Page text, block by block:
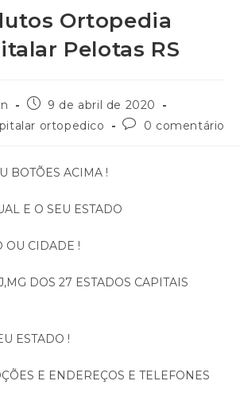
Ortopedia
Pelotas RS
9 de abril de 2020
ortopedico
0 comentário
BOTÕES ACIMA !
E O SEU ESTADO
OU CIDADE !
DOS 27 ESTADOS CAPITAIS
ESTADO !
E ENDEREÇOS E TELEFONES